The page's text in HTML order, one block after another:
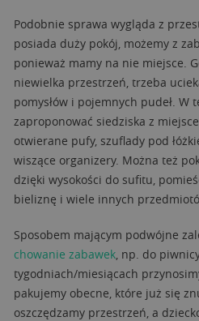
Podobnie sprawa wygląda z
posiada duży pokój, możemy z
ponieważ mamy na nie miejsce.
niewielka przestrzeń, trzeba
pomysłów i pojemnych pudeł. W
zaproponować siedziska z
otwierane pufy, szuflady pod
wiszące organizery. Można też
dzięki wysokości do sufitu,
bieliznę i wiele innych
Sposobem mającym podwójne
chowanie zabawek, np. do
tygodniach/miesiącach
pakujemy obecne, które już się
oszczędzamy przestrzeń, a